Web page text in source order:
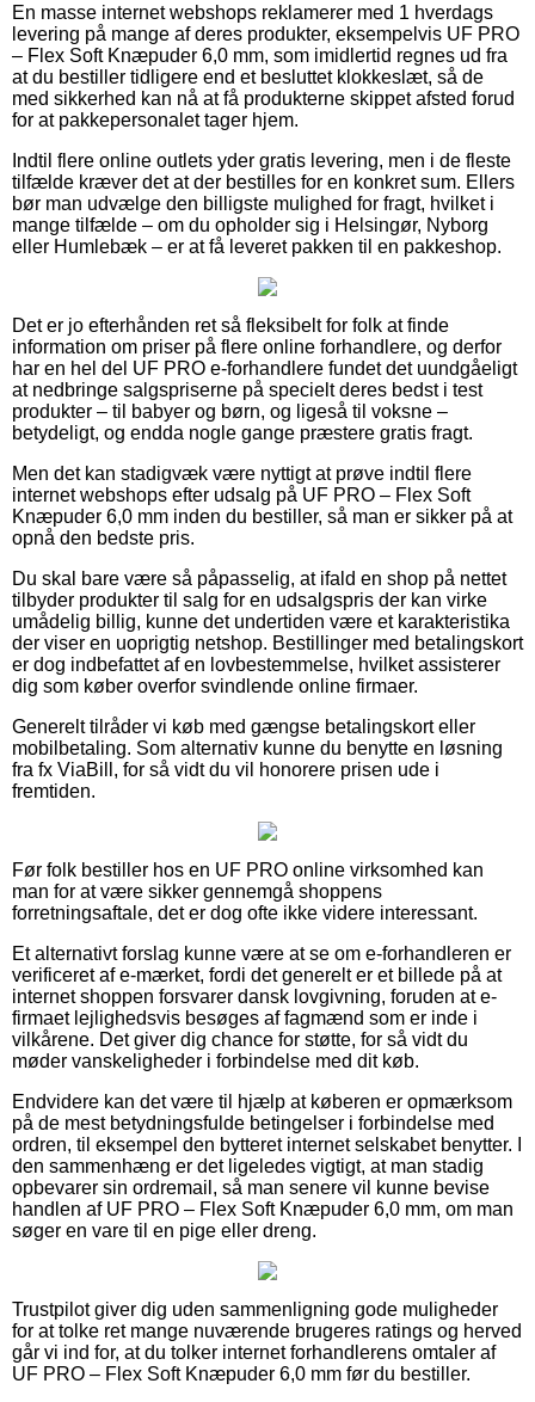
En masse internet webshops reklamerer med 1 hverdags
levering på mange af deres produkter, eksempelvis UF PRO
– Flex Soft Knæpuder 6,0 mm, som imidlertid regnes ud fra
at du bestiller tidligere end et besluttet klokkeslæt, så de
med sikkerhed kan nå at få produkterne skippet afsted forud
for at pakkepersonalet tager hjem.
Indtil flere online outlets yder gratis levering, men i de fleste
tilfælde kræver det at der bestilles for en konkret sum. Ellers
bør man udvælge den billigste mulighed for fragt, hvilket i
mange tilfælde – om du opholder sig i Helsingør, Nyborg
eller Humlebæk – er at få leveret pakken til en pakkeshop.
Det er jo efterhånden ret så fleksibelt for folk at finde
information om priser på flere online forhandlere, og derfor
har en hel del UF PRO e-forhandlere fundet det uundgåeligt
at nedbringe salgspriserne på specielt deres bedst i test
produkter – til babyer og børn, og ligeså til voksne –
betydeligt, og endda nogle gange præstere gratis fragt.
Men det kan stadigvæk være nyttigt at prøve indtil flere
internet webshops efter udsalg på UF PRO – Flex Soft
Knæpuder 6,0 mm inden du bestiller, så man er sikker på at
opnå den bedste pris.
Du skal bare være så påpasselig, at ifald en shop på nettet
tilbyder produkter til salg for en udsalgspris der kan virke
umådelig billig, kunne det undertiden være et karakteristika
der viser en uoprigtig netshop. Bestillinger med betalingskort
er dog indbefattet af en lovbestemmelse, hvilket assisterer
dig som køber overfor svindlende online firmaer.
Generelt tilråder vi køb med gængse betalingskort eller
mobilbetaling. Som alternativ kunne du benytte en løsning
fra fx ViaBill, for så vidt du vil honorere prisen ude i
fremtiden.
Før folk bestiller hos en UF PRO online virksomhed kan
man for at være sikker gennemgå shoppens
forretningsaftale, det er dog ofte ikke videre interessant.
Et alternativt forslag kunne være at se om e-forhandleren er
verificeret af e-mærket, fordi det generelt er et billede på at
internet shoppen forsvarer dansk lovgivning, foruden at e-
firmaet lejlighedsvis besøges af fagmænd som er inde i
vilkårene. Det giver dig chance for støtte, for så vidt du
møder vanskeligheder i forbindelse med dit køb.
Endvidere kan det være til hjælp at køberen er opmærksom
på de mest betydningsfulde betingelser i forbindelse med
ordren, til eksempel den bytteret internet selskabet benytter. I
den sammenhæng er det ligeledes vigtigt, at man stadig
opbevarer sin ordremail, så man senere vil kunne bevise
handlen af UF PRO – Flex Soft Knæpuder 6,0 mm, om man
søger en vare til en pige eller dreng.
Trustpilot giver dig uden sammenligning gode muligheder
for at tolke ret mange nuværende brugeres ratings og herved
går vi ind for, at du tolker internet forhandlerens omtaler af
UF PRO – Flex Soft Knæpuder 6,0 mm før du bestiller.